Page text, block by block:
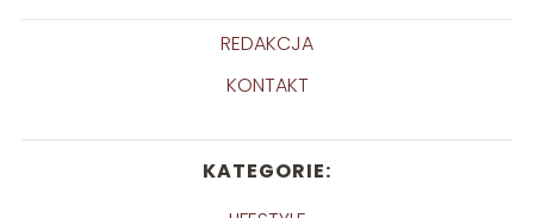
REDAKCJA
KONTAKT
KATEGORIE: